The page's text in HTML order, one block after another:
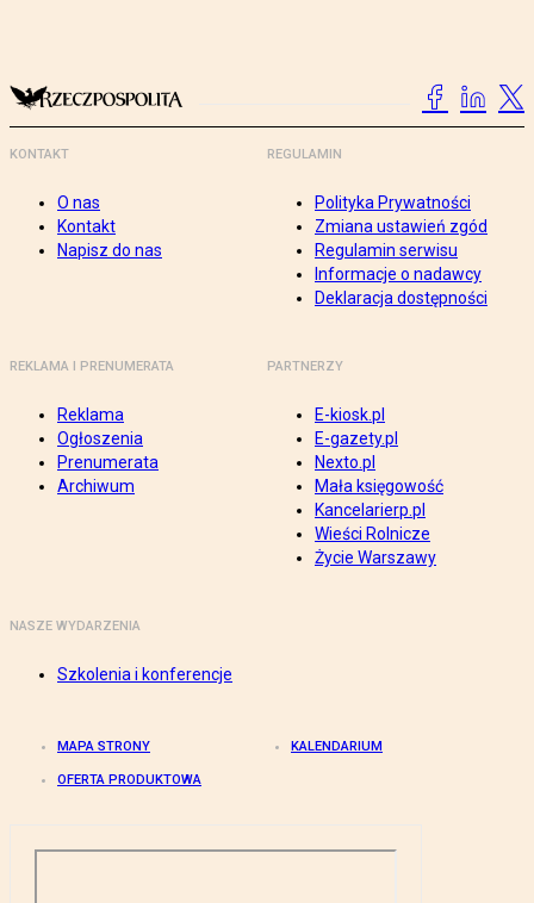
KONTAKT
O nas
Kontakt
Napisz do nas
REGULAMIN
Polityka Prywatności
Zmiana ustawień zgód
Regulamin serwisu
Informacje o nadawcy
Deklaracja dostępności
REKLAMA I PRENUMERATA
Reklama
Ogłoszenia
Prenumerata
Archiwum
PARTNERZY
E-kiosk.pl
E-gazety.pl
Nexto.pl
Mała księgowość
Kancelarierp.pl
Wieści Rolnicze
Życie Warszawy
NASZE WYDARZENIA
Szkolenia i konferencje
MAPA STRONY KALENDARIUM
OFERTA PRODUKTOWA